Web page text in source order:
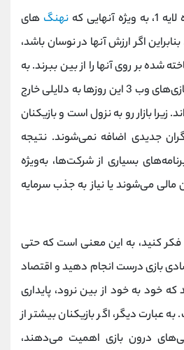
آنهایی که نهنگ های
اگر ارزش آنها در نوسان باشد،
شده بر روی آنها را از بین ببرند. به
عنوان مثال، تقریباً تمام بازی‌های وب 3 این روزها به دلایلی خارج
زیرا بازار رو به نزول است و بازیکنان
جدیدی اضافه نمی‌شوند. نتیجه
بسیاری از شرکت‌ها، به‌ویژه
می‌شوند یا نیاز به جذب سرمایه
فکر کنید، به این معنی است که حتی
بازی درست انجام دهید و اقتصاد
که خود به خود از بین نرود، پایداری
دیگر، اگر بازیکنان بیشتر از
درون بازی اهمیت می‌دهند،